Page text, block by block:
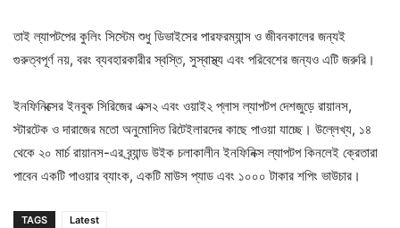
তাই ল্যাপটপের কুলিং সিস্টেম শুধু ডিভাইসের পারফরম্যান্স ও জীবনকালের জন্যই
গুরুত্বপূর্ণ নয়, বরং ব্যবহারকারীর স্বস্তি, সুস্বাস্থ্য এবং পরিবেশের জন্যও এটি জরুরি।
ইনফিনিক্সের ইনবুক সিরিজের এক্স২ এবং ওয়াই২ প্লাস ল্যাপটপ দেশজুড়ে রায়ানস,
স্টারটেক ও দারাজের মতো অনুমোদিত রিটেইলারদের কাছে পাওয়া যাচ্ছে। উল্লেখ্য, ১৪
থেকে ২০ মার্চ রায়ানস-এর ব্র্যান্ড উইক চলাকালীন ইনফিনিক্স ল্যাপটপ কিনলেই ক্রেতারা
পাবেন একটি পাওয়ার ব্যাংক, একটি মাউস প্যাড এবং ১০০০ টাকার শপিং ভাউচার।
TAGS Latest